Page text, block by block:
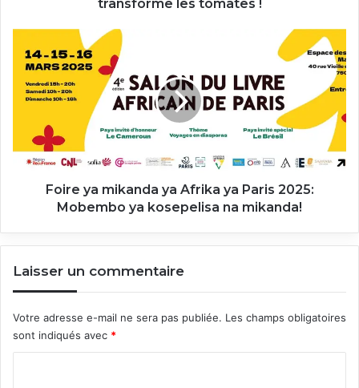
transforme les tomates !
mikanda
Afrika
Paris
2025:
kosepelisa
Foire ya mikanda ya Afrika ya Paris 2025:
Mobembo ya kosepelisa na mikanda!
Laisser un commentaire
Votre adresse e-mail ne sera pas publiée. Les champs obligatoires
sont indiqués avec *